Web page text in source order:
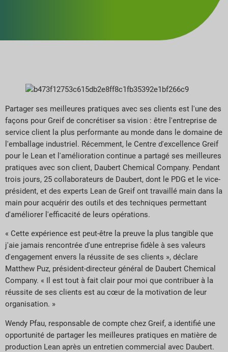
Partager ses meilleures pratiques avec ses clients est l'une des
façons pour Greif de concrétiser sa vision : être l'entreprise de
service client la plus performante au monde dans le domaine de
l'emballage industriel. Récemment, le Centre d'excellence Greif
pour le Lean et l'amélioration continue a partagé ses meilleures
pratiques avec son client, Daubert Chemical Company. Pendant
trois jours, 25 collaborateurs de Daubert, dont le PDG et le vice-
président, et des experts Lean de Greif ont travaillé main dans la
main pour acquérir des outils et des techniques permettant
d'améliorer l'efficacité de leurs opérations.
« Cette expérience est peut-être la preuve la plus tangible que
j'aie jamais rencontrée d'une entreprise fidèle à ses valeurs
d'engagement envers la réussite de ses clients », déclare
Matthew Puz, président-directeur général de Daubert Chemical
Company. « Il est tout à fait clair pour moi que contribuer à la
réussite de ses clients est au cœur de la motivation de leur
organisation. »
Wendy Pfau, responsable de compte chez Greif, a identifié une
opportunité de partager les meilleures pratiques en matière de
production Lean après un entretien commercial avec Daubert.